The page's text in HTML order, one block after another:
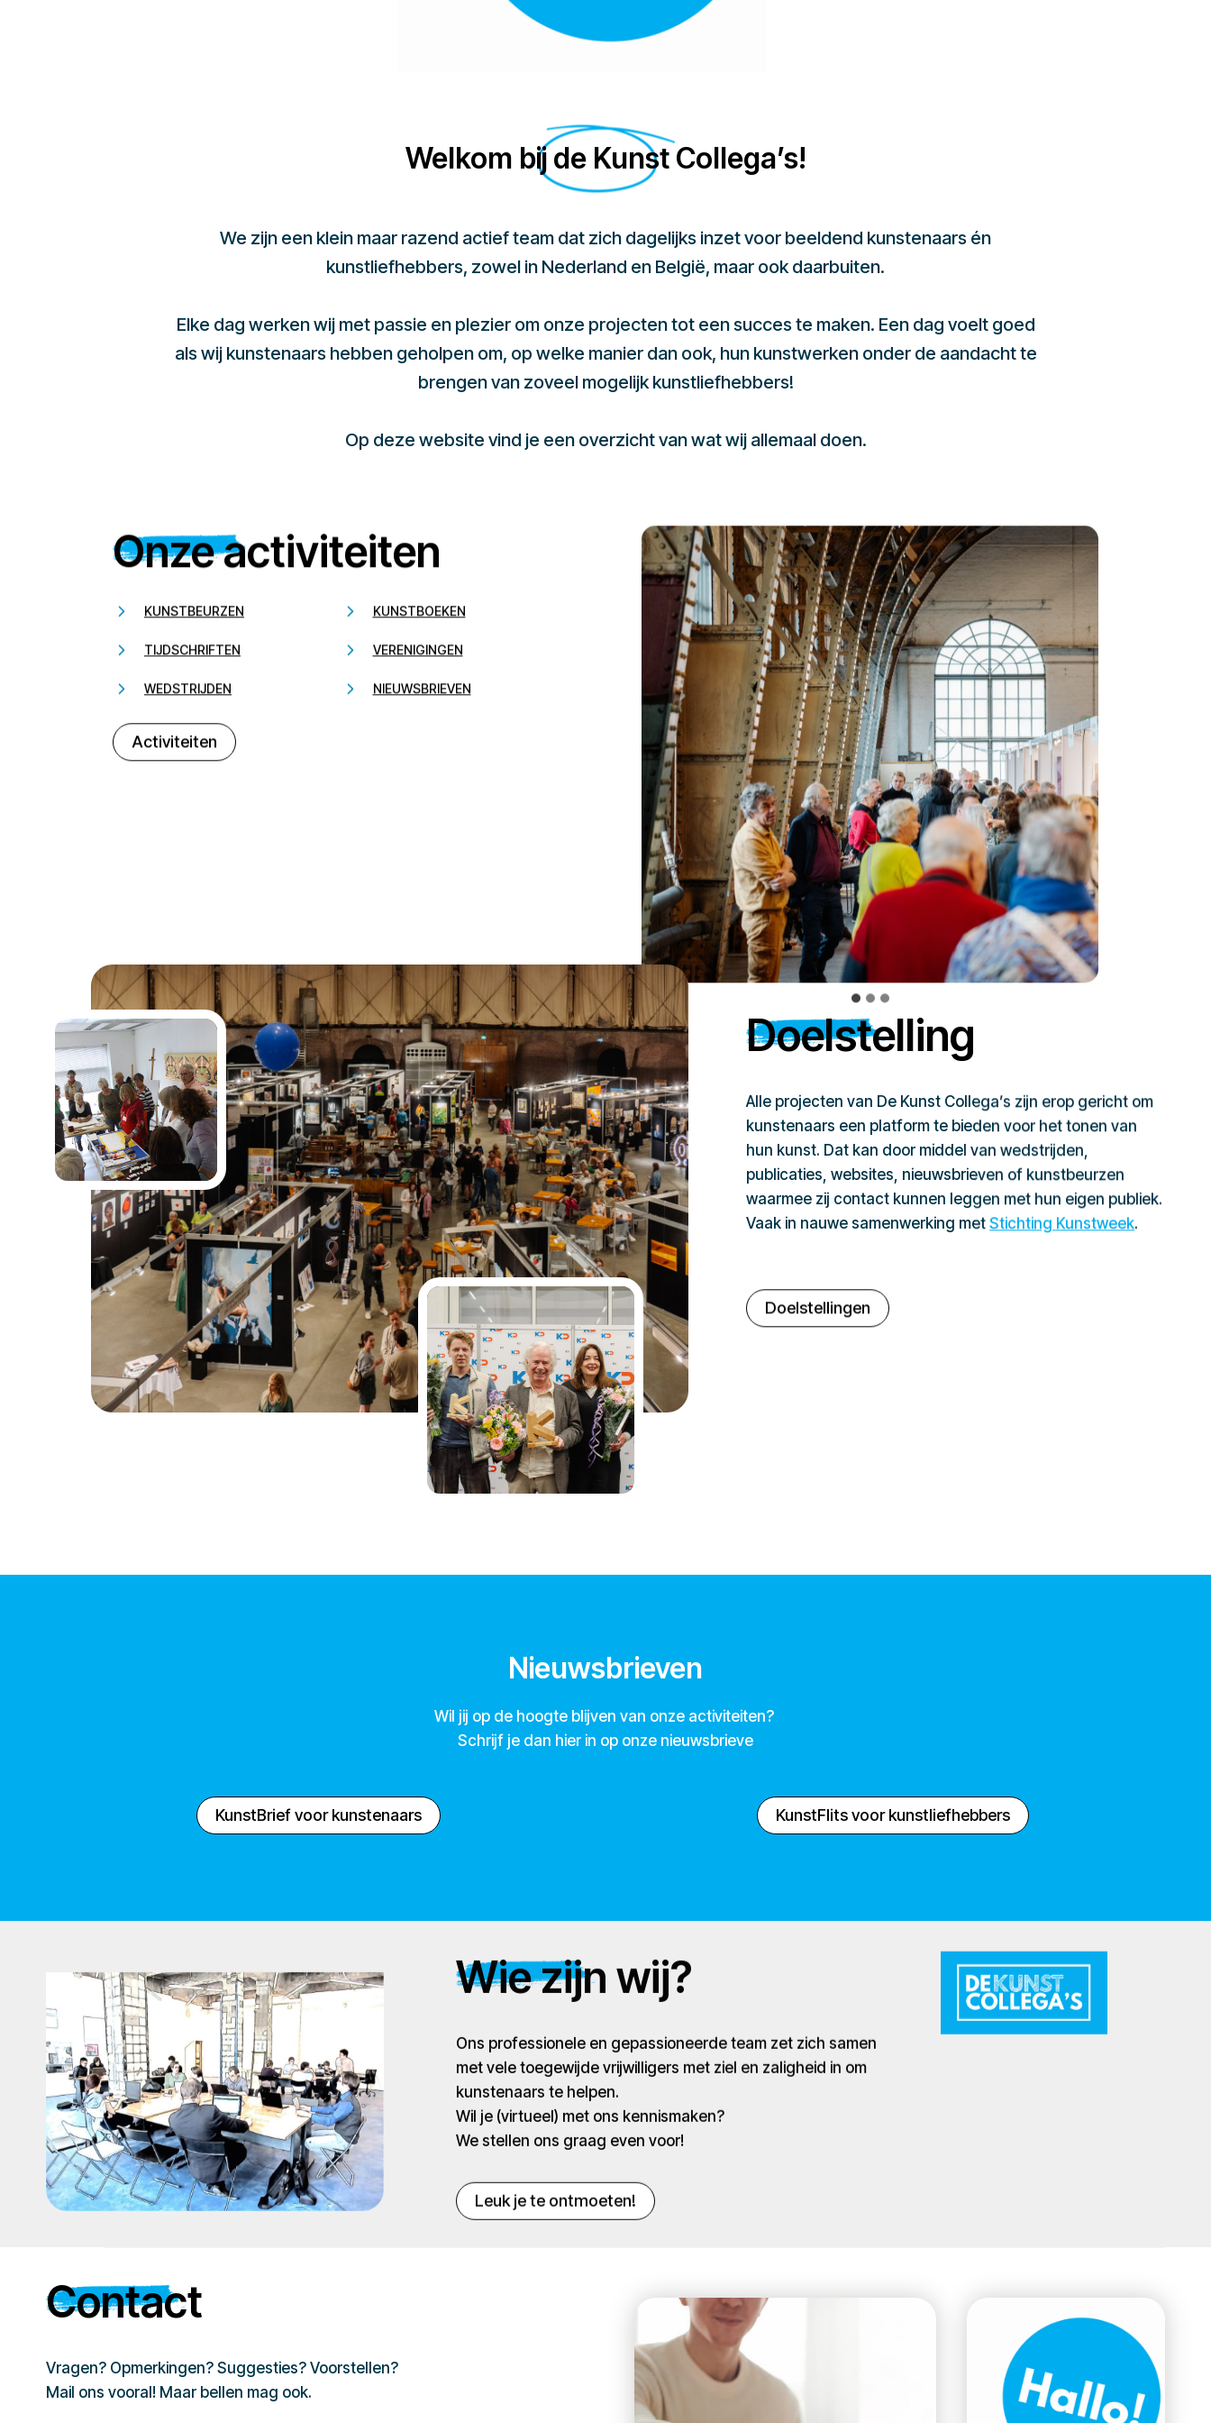
Welkom bij de Kunst Collega’s!
We zijn een klein maar razend actief team dat zich dagelijks inzet voor beeldend kunstenaars én
kunstliefhebbers, zowel in Nederland en België, maar ook daarbuiten.
Elke dag werken wij met passie en plezier om onze projecten tot een succes te maken. Een dag voelt goed
als wij kunstenaars hebben geholpen om, op welke manier dan ook, hun kunstwerken onder de aandacht te
brengen van zoveel mogelijk kunstliefhebbers!
Op deze website vind je een overzicht van wat wij allemaal doen.
Onze activiteiten
KUNSTBEURZEN KUNSTBOEKEN
TIJDSCHRIFTEN VERENIGINGEN
WEDSTRIJDEN NIEUWSBRIEVEN
Activiteiten
Doelstelling
Alle projecten van De Kunst Collega’s zijn erop gericht om
kunstenaars een platform te bieden voor het tonen van
hun kunst. Dat kan door middel van wedstrijden,
publicaties, websites, nieuwsbrieven of kunstbeurzen
waarmee zij contact kunnen leggen met hun eigen publiek.
Vaak in nauwe samenwerking metStichting Kunstweek.
Doelstellingen
Nieuwsbrieven
Wil jij op de hoogte blijven van onze activiteiten?
Schrijf je dan hier in op onze nieuwsbrieve
KunstBrief voor kunstenaars KunstFlits voor kunstliefhebbers
Wie zijn wij?
Ons professionele en gepassioneerde team zet zich samen
met vele toegewijde vrijwilligers met ziel en zaligheid in om
kunstenaars te helpen.
Wil je (virtueel) met ons kennismaken?
We stellen ons graag even voor!
Leuk je te ontmoeten!
Contact
Vragen? Opmerkingen? Suggesties? Voorstellen?
Mail ons vooral! Maar bellen mag ook.